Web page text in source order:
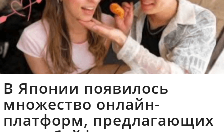
В Японии появилось
множество онлайн-
платформ, предлагающих